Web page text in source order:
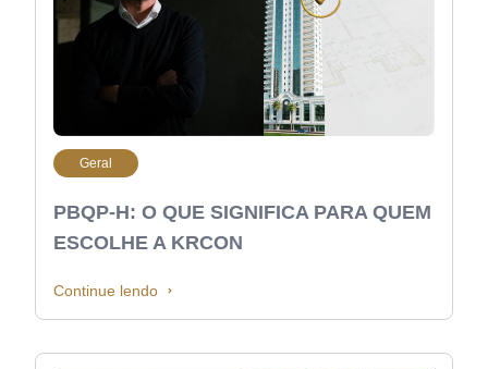
Geral
PBQP-H: O QUE SIGNIFICA PARA QUEM
ESCOLHE A KRCON
Continue lendo